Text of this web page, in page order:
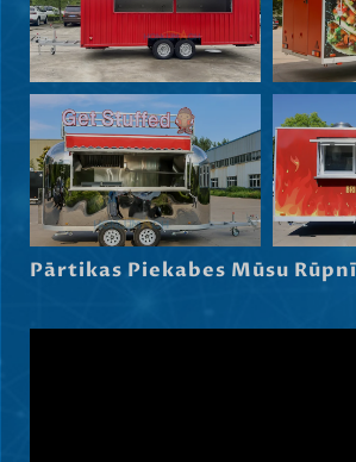
Pārtikas Piekabes Mūsu
Dansk
Norsk
Maori
Eesti